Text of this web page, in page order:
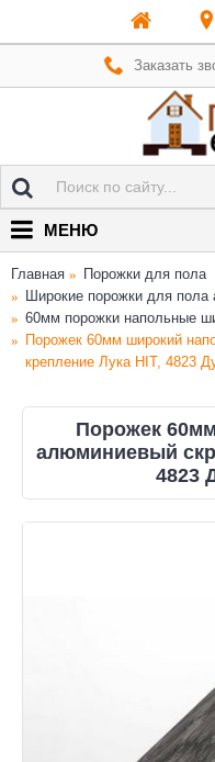
Заказать
МЕНЮ
Главная
Порожки для пола
Широкие порожки для
60мм порожки напольные
Порожек 60мм широкий
крепление Лука HIT, 4823
Порожек
алюминиевый
4823